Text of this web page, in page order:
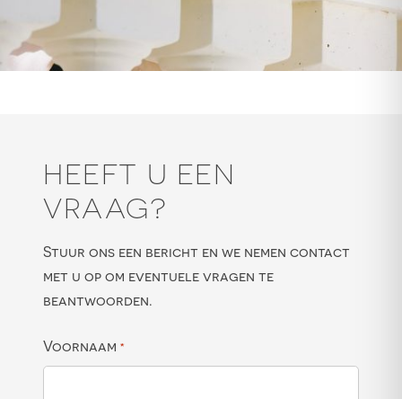
HEEFT U EEN
VRAAG?
Stuur ons een bericht en we nemen contact
met u op om eventuele vragen te
beantwoorden.
Voornaam *